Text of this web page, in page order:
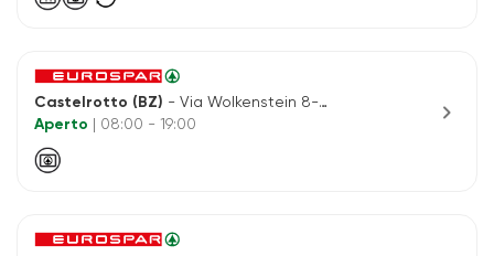
Castelrotto (BZ) - Via Wolkenstein 8-10
Aperto
| 08:00 - 19:00 chevron_right